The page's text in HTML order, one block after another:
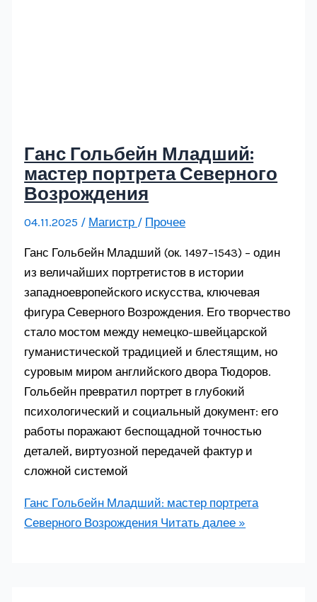
Ганс Гольбейн Младший:
мастер портрета Северного
Возрождения
04.11.2025 / Магистр / Прочее
Ганс Гольбейн Младший (ок. 1497–1543) – один
из величайших портретистов в истории
западноевропейского искусства, ключевая
фигура Северного Возрождения. Его творчество
стало мостом между немецко-швейцарской
гуманистической традицией и блестящим, но
суровым миром английского двора Тюдоров.
Гольбейн превратил портрет в глубокий
психологический и социальный документ: его
работы поражают беспощадной точностью
деталей, виртуозной передачей фактур и
сложной системой
Ганс Гольбейн Младший: мастер портрета
Северного Возрождения Читать далее »